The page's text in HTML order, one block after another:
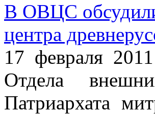
В ОВЦС
центра
17 февраля 2011
Отдела
Патриархата